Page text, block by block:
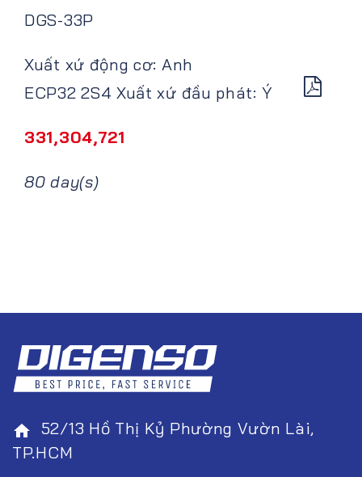
DGS-33P
Xuất xứ động cơ: Anh
ECP32 2S4 Xuất xứ đầu phát: Ý
331,304,721
80 day(s)
home 52/13 Hồ Thị Kỷ Phường Vườn Lài,
TP.HCM